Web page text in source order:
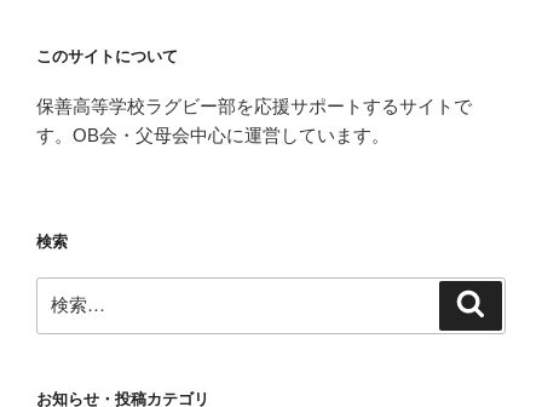
このサイトについて
保善高等学校ラグビー部を応援サポートするサイトで
す。OB会・父母会中心に運営しています。
検索
索:
お知らせ・投稿カテゴリ